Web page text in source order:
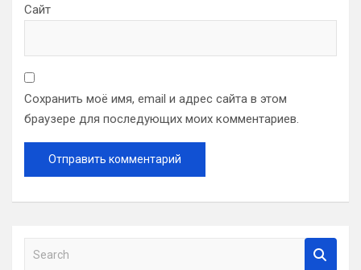
Сайт
Сохранить моё имя, email и адрес сайта в этом
браузере для последующих моих комментариев.